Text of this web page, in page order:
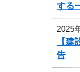
する
2025
【
告